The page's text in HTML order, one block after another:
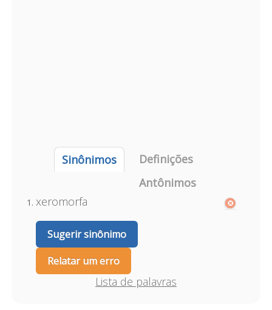
Sinônimos
Definições
Antônimos
xeromorfa
Sugerir sinônimo
Relatar um erro
Lista de palavras